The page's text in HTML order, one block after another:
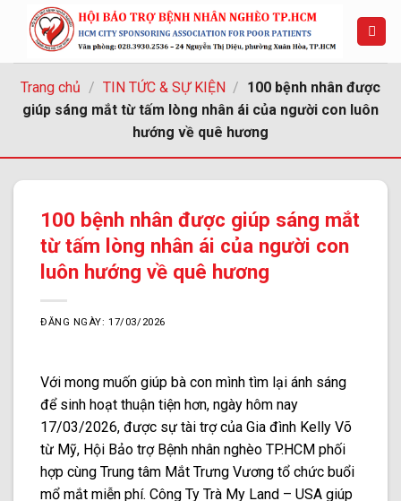
Chuyển
dung
Trang chủ / TIN TỨC & SỰ KIỆN / 100 bệnh nhân được
giúp sáng mắt từ tấm lòng nhân ái của người con luôn
hướng về quê hương
100 bệnh nhân được giúp sáng mắt
từ tấm lòng nhân ái của người con
luôn hướng về quê hương
ĐĂNG NGÀY: 17/03/2026
Với mong muốn giúp bà con mình tìm lại ánh sáng
để sinh hoạt thuận tiện hơn, ngày hôm nay
17/03/2026, được sự tài trợ của Gia đình Kelly Võ
từ Mỹ, Hội Bảo trợ Bệnh nhân nghèo TP.HCM phối
hợp cùng Trung tâm Mắt Trưng Vương tổ chức buổi
mổ mắt miễn phí. Công Ty Trà My Land – USA giúp